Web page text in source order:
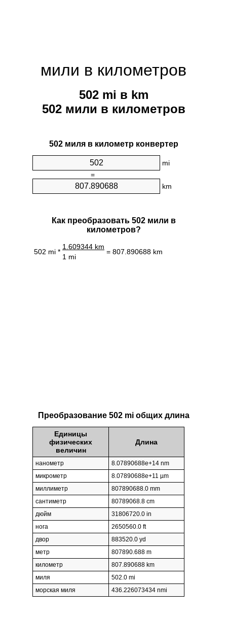
мили в километров
502 mi в km
502 мили в километров
502 миля в километр конвертер
mi
=
km
Как преобразовать 502 мили в
километров?
502 mi *
1.609344 km
= 807.890688 km
1 mi
Преобразование 502 mi общих длина
Единицы
физических
величин
Длина
нанометр
8.07890688e+14 nm
микрометр
8.07890688e+11 µm
миллиметр
807890688.0 mm
сантиметр
80789068.8 cm
дюйм
31806720.0 in
нога
2650560.0 ft
двор
883520.0 yd
метр
807890.688 m
километр
807.890688 km
миля
502.0 mi
морская миля
436.226073434 nmi